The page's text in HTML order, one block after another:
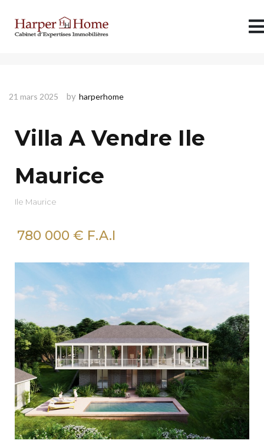
Villa A Vendre Ile Maurice
21 mars 2025 by harperhome
Villa A Vendre Ile
Maurice
Ile Maurice
780 000 € F.A.I